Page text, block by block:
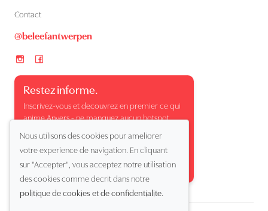
Contact
@beleefantwerpen
Restez informe.
Inscrivez-vous et decouvrez en premier ce qui
anime Anvers - ne manquez aucun hotspot,
evenement ou moment surprenant.
Nous utilisons des cookies pour ameliorer
votre experience de navigation. En cliquant
sur "Accepter", vous acceptez notre utilisation
des cookies comme decrit dans notre
politique de cookies et de confidentialite.